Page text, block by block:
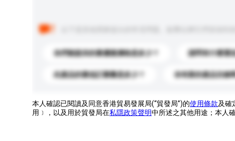
你們能提供的最優惠價格是多少？ 請問有什麼運
此產品的最低訂購量是多少？ 你有新的產品目錄
本人確認已閱讀及同意香港貿易發展局(“貿發局”)的使用條款及確
用﹞，以及用於貿發局在私隱政策聲明中所述之其他用途；本人